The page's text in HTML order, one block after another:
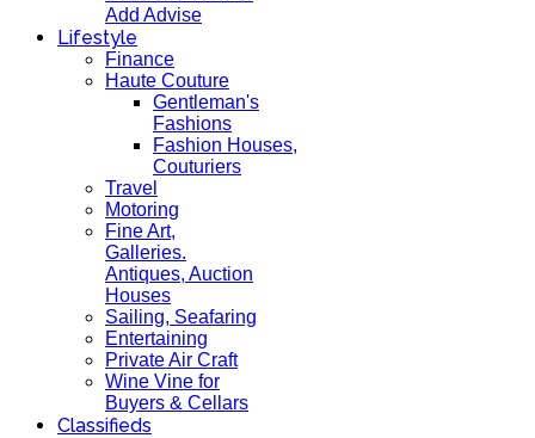
Add Advise
Lifestyle
Finance
Haute Couture
Gentleman's
Fashions
Fashion Houses,
Couturiers
Travel
Motoring
Fine Art,
Galleries.
Antiques, Auction
Houses
Sailing, Seafaring
Entertaining
Private Air Craft
Wine Vine for
Buyers & Cellars
Classifieds